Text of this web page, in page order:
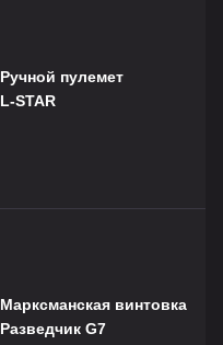
Ручной пулемет
L-STAR
Марксманская винтовка
Разведчик G7